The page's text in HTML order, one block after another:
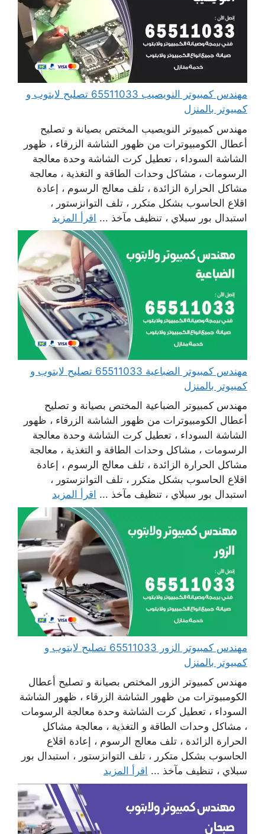
مهندس كمبيوتر النويصيب 65511033 تصليح لابتوب و
كمبيوتر بالمنزل
مهندس كمبيوتر النويصيب المختص بصيانة و تصليح
أعطال الكومبيوترات من ظهور الشاشة الزرقاء ، ظهور
الشاشة السوداء ، تعطيل كرت الشاشة وحدة معالجة
الرسومات ، مشاكل وحدات الطاقة و التغذية ، معالجة
مشاكل الحرارة الزائدة ، تلف معالج الرسوم ، إعادة
اقلاع الحاسوب بشكل متكرر ، تلف التوانزستور ،
استبدال بور سبلاي ، تنظيف مآخذ ... اقرأ المزيد
مهندس كمبيوتر الضباعية 65511033 تصليح لابتوب و
كمبيوتر بالمنزل
مهندس كمبيوتر الضباعية المختص بصيانة و تصليح
أعطال الكومبيوترات من ظهور الشاشة الزرقاء ، ظهور
الشاشة السوداء ، تعطيل كرت الشاشة وحدة معالجة
الرسومات ، مشاكل وحدات الطاقة و التغذية ، معالجة
مشاكل الحرارة الزائدة ، تلف معالج الرسوم ، إعادة
اقلاع الحاسوب بشكل متكرر ، تلف التوانزستور ،
استبدال بور سبلاي ، تنظيف مآخذ ... اقرأ المزيد
مهندس كمبيوتر الزور 65511033 تصليح لابتوب و
كمبيوتر بالمنزل
مهندس كمبيوتر الزور المختص بصيانة و تصليح أعطال
الكومبيوترات من ظهور الشاشة الزرقاء ، ظهور الشاشة
السوداء ، تعطيل كرت الشاشة وحدة معالجة الرسومات
، مشاكل وحدات الطاقة و التغذية ، معالجة مشاكل
الحرارة الزائدة ، تلف معالج الرسوم ، إعادة اقلاع
الحاسوب بشكل متكرر ، تلف التوانزستور ، استبدال بور
سبلاي ، تنظيف مآخذ ... اقرأ المزيد